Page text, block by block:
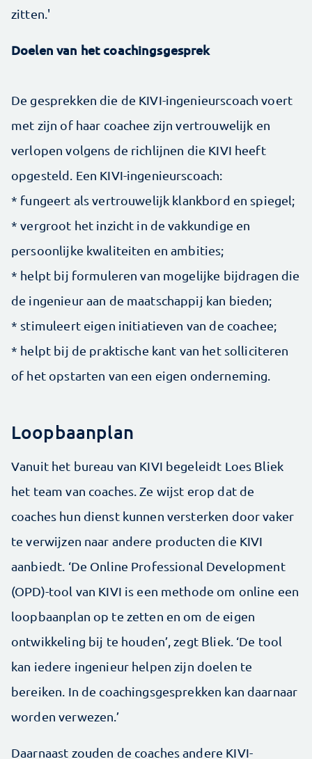
zitten.'
Doelen van het coachingsgesprek
De gesprekken die de KIVI-ingenieurscoach voert
met zijn of haar coachee zijn vertrouwelijk en
verlopen volgens de richlijnen die KIVI heeft
opgesteld. Een KIVI-ingenieurscoach:
* fungeert als vertrouwelijk klankbord en spiegel;
* vergroot het inzicht in de vakkundige en
persoonlijke kwaliteiten en ambities;
* helpt bij formuleren van mogelijke bijdragen die
de ingenieur aan de maatschappij kan bieden;
* stimuleert eigen initiatieven van de coachee;
* ​helpt bij de praktische kant van het solliciteren
of het opstarten van een eigen onderneming.
Loopbaanplan
Vanuit het bureau van KIVI begeleidt Loes Bliek
het team van coaches. Ze wijst erop dat de
coaches hun dienst kunnen versterken door vaker
te verwijzen naar andere producten die KIVI
aanbiedt. ‘De Online Professional Development
(OPD)-tool van KIVI is een methode om online een
loopbaanplan op te zetten en om de eigen
ontwikkeling bij te houden’, zegt Bliek. ‘De tool
kan iedere ingenieur helpen zijn doelen te
bereiken. In de coachingsgesprekken kan daarnaar
worden verwezen.’
Daarnaast zouden de coaches andere KIVI-